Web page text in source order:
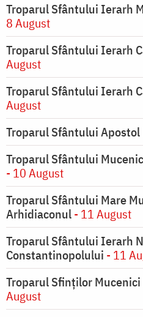
Troparul Sfântului Ierarh
8 August
Troparul Sfântului Ierarh
August
Troparul Sfântului Ierarh
August
Troparul Sfântului
Troparul Sfântului
- 10 August
Troparul Sfântului Mare
Arhidiaconul- 11 August
Troparul Sfântului Ierarh
Constantinopolului - 11
Troparul Sfinţilor
August